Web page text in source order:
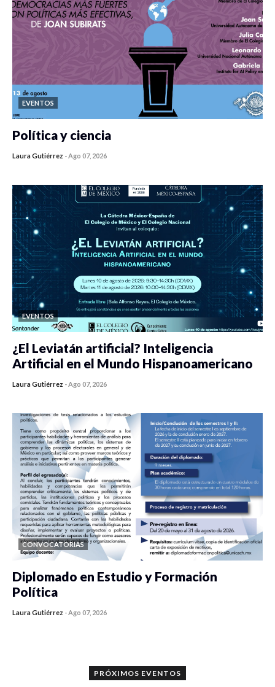
EVENTOS
Política y ciencia
Laura Gutiérrez -Ago 07, 2026
EVENTOS
¿El Leviatán artificial? Inteligencia
Artificial en el Mundo Hispanoamericano
Laura Gutiérrez -Ago 07, 2026
CONVOCATORIAS
Diplomado en Estudio y Formación
Política
Laura Gutiérrez -Ago 07, 2026
PRÓXIMOS EVENTOS